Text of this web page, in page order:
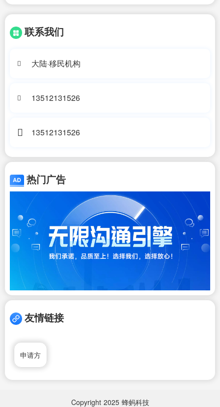
联系我们
大陆·移民机构
13512131526
13512131526
热门广告
友情链接
申请方
Copyright 2025 蜂蚂科技